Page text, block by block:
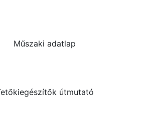
Műszaki adatlap
útmutató